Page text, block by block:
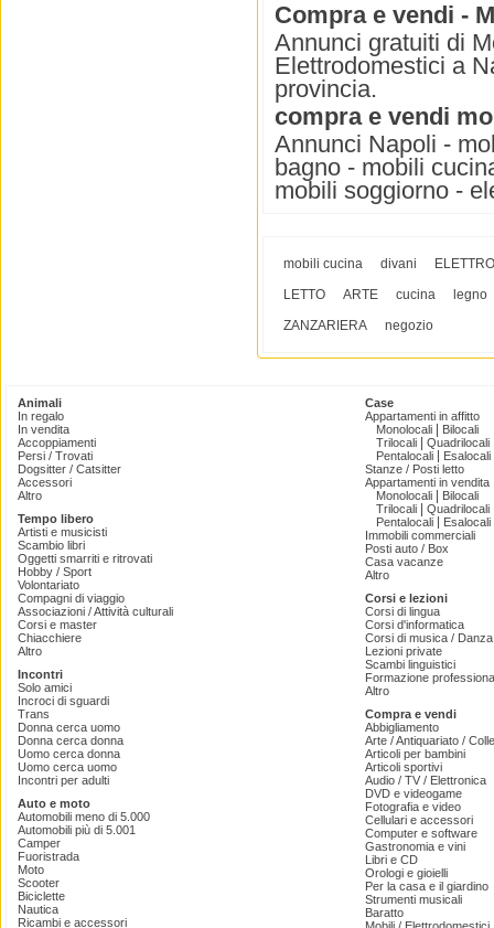
Compra e vendi -
Annunci gratuiti di
Elettrodomestici a
provincia.
compra e vendi
Annunci Napoli -
bagno - mobili
mobili soggiorno -
mobili cucina divani
LETTO
ARTE cucina
legno
ZANZARIERA
negozio
Animali
In regalo
In vendita
Accoppiamenti
Persi / Trovati
Dogsitter / Catsitter
Accessori
Altro
Tempo libero
Artisti e musicisti
Scambio libri
Oggetti smarriti e ritrovati
Hobby / Sport
Volontariato
Compagni di viaggio
Associazioni / Attività culturali
Corsi e master
Chiacchiere
Altro
Incontri
Solo amici
Incroci di sguardi
Trans
Donna cerca uomo
Donna cerca donna
Uomo cerca donna
Uomo cerca uomo
Incontri per adulti
Auto e moto
Automobili meno di 5.000
Automobili più di 5.001
Camper
Fuoristrada
Moto
Scooter
Biciclette
Nautica
Ricambi e accessori
Case
Appartamenti in affitto
Monolocali
Bilocali
Trilocali
Quadrilocali
Pentalocali
Esalocali
Stanze / Posti letto
Appartamenti in vendita
Monolocali
Bilocali
Trilocali
Quadrilocali
Pentalocali
Esalocali
Immobili commerciali
Posti auto / Box
Casa vacanze
Altro
Corsi e lezioni
Corsi di lingua
Corsi d'informatica
Corsi di musica /
Lezioni private
Scambi linguistici
Formazione
Altro
Compra e vendi
Abbigliamento
Arte / Antiquariato /
Articoli per bambini
Articoli sportivi
Audio / TV / Elettronica
DVD e videogame
Fotografia e video
Cellulari e accessori
Computer e software
Gastronomia e vini
Libri e CD
Orologi e gioielli
Per la casa e il giardino
Strumenti musicali
Baratto